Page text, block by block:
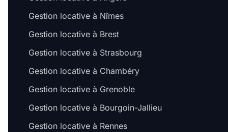
Gestion locative à Nîmes
Gestion locative à Brest
Gestion locative à Strasbourg
Gestion locative à Chambéry
Gestion locative à Grenoble
Gestion locative à Bourgoin-Jallieu
Gestion locative à Rennes